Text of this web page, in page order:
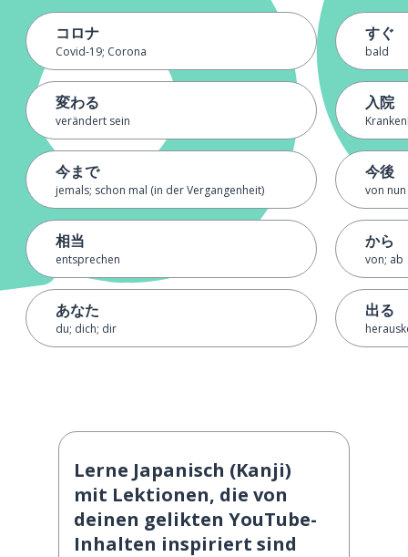
コロナ
Covid-19; Corona
変わる
verändert sein
今まで
jemals; schon mal (in der Vergangenheit)
相当
entsprechen
あなた
du; dich; dir
すぐ
bald
入院
今後
von
から
von; ab
出る
Lerne Japanisch (Kanji)
mit Lektionen, die von
deinen gelikten YouTube-
Inhalten inspiriert sind